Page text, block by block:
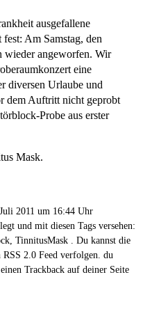
ausgefallene
Am Samstag, den
wieder angeworfen. Wir
eine
diversen Urlaube und
dem Auftritt nicht geprobt
Probe aus erster
Mask.
2011 um 16:44 Uhr
und mit diesen Tags versehen:
, TinnitusMask . Du kannst die
RSS 2.0 Feed verfolgen. du
Trackback auf deiner Seite